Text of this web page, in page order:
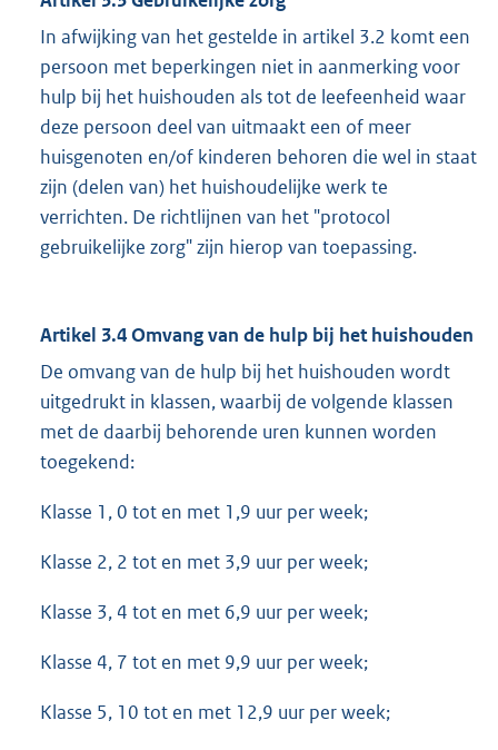
In afwijking van het gestelde in artikel 3.2 komt een
persoon met beperkingen niet in aanmerking voor
hulp bij het huishouden als tot de leefeenheid waar
deze persoon deel van uitmaakt een of meer
huisgenoten en/of kinderen behoren die wel in staat
zijn (delen van) het huishoudelijke werk te
verrichten. De richtlijnen van het "protocol
gebruikelijke zorg" zijn hierop van toepassing.
Artikel 3.4 Omvang van de hulp bij het huishouden
De omvang van de hulp bij het huishouden wordt
uitgedrukt in klassen, waarbij de volgende klassen
met de daarbij behorende uren kunnen worden
toegekend:
Klasse 1, 0 tot en met 1,9 uur per week;
Klasse 2, 2 tot en met 3,9 uur per week;
Klasse 3, 4 tot en met 6,9 uur per week;
Klasse 4, 7 tot en met 9,9 uur per week;
Klasse 5, 10 tot en met 12,9 uur per week;